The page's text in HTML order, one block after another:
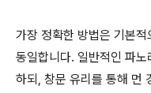
가장 정확한 방법은 기본
동일합니다. 일반적인 파
하되, 창문 유리를 통해 먼